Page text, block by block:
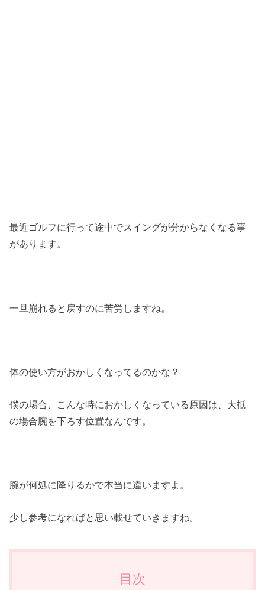
最近ゴルフに行って途中でスイングが分からなくなる事
があります。
一旦崩れると戻すのに苦労しますね。
体の使い方がおかしくなってるのかな？
僕の場合、こんな時におかしくなっている原因は、大抵
の場合腕を下ろす位置なんです。
腕が何処に降りるかで本当に違いますよ。
少し参考になればと思い載せていきますね。
目次